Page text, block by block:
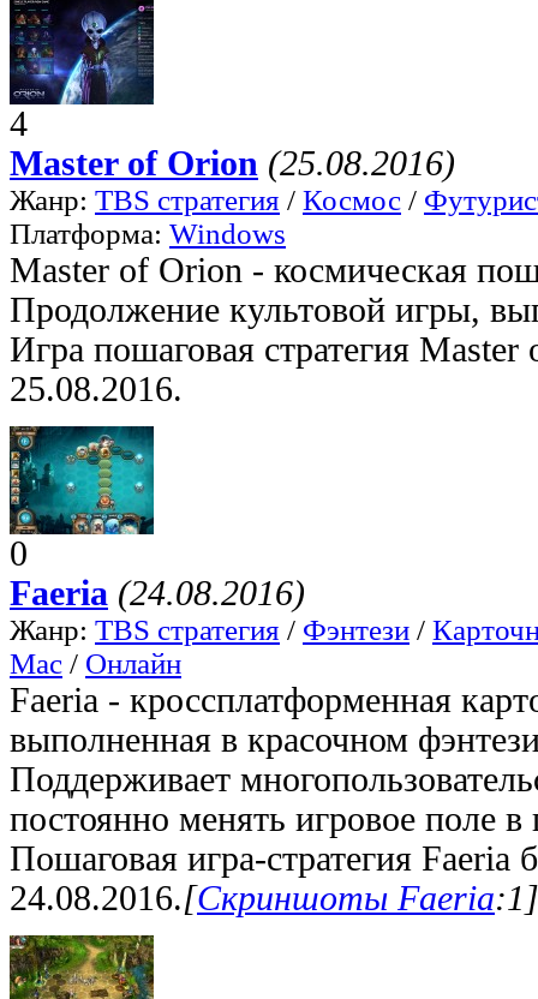
4
Master of Orion (25.08.2016)
Жанр: TBS стратегия / Космос /
Платформа: Windows
Master of Orion - космическая
Продолжение культовой игры,
Игра пошаговая стратегия
25.08.2016.
0
Faeria (24.08.2016)
Жанр: TBS стратегия / Фэнтези /
Mac / Онлайн
Faeria - кроссплатформенная
выполненная в красочном
Поддерживает
постоянно менять игровое поле в
Пошаговая игра-стратегия
24.08.2016.[Скриншоты Faeria:1]